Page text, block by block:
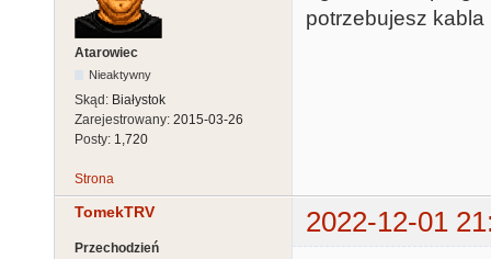
Atarowiec
Nieaktywny
Skąd: Białystok
Zarejestrowany: 2015-03-26
Posty: 1,720
potrzebujesz kabla
Strona
TomekTRV 2022-12-01
Przechodzień